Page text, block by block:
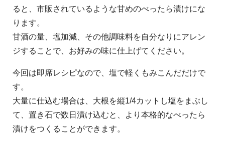
ると、市販されているような甘めのべったら漬けにな
ります。
甘酒の量、塩加減、その他調味料を自分なりにアレン
ジすることで、お好みの味に仕上げてください。
今回は即席レシピなので、塩で軽くもみこんだだけで
す。
大量に仕込む場合は、大根を縦1/4カットし塩をまぶし
て、置き石で数日漬け込むと、より本格的なべったら
漬けをつくることができます。